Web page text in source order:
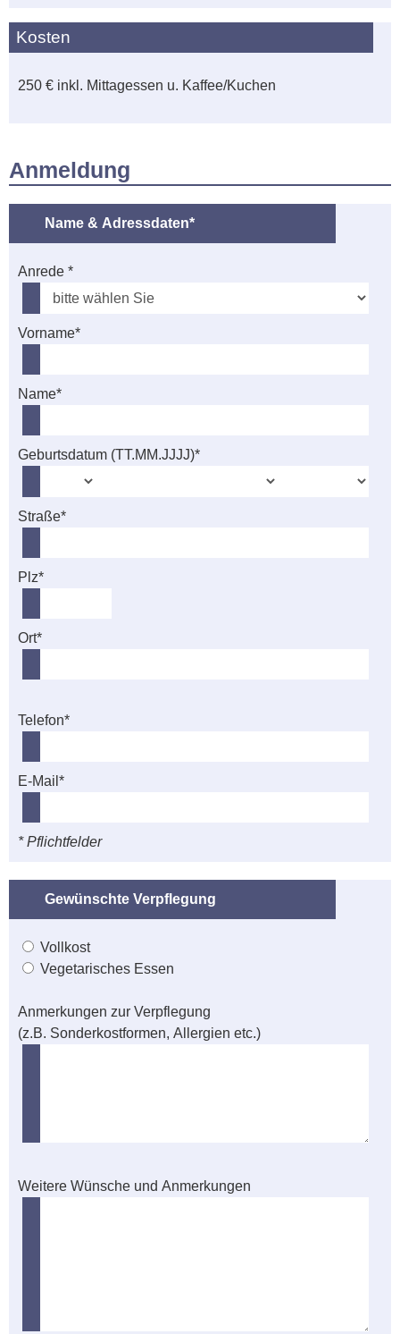
Kosten
250 € inkl. Mittagessen u. Kaffee/Kuchen
Anmeldung
Name & Adressdaten*
Anrede *
Vorname*
Name*
Geburtsdatum (TT.MM.JJJJ)*
Straße*
Plz*
Ort*
Telefon*
E-Mail*
* Pflichtfelder
Gewünschte Verpflegung
Vollkost
Vegetarisches Essen
Anmerkungen zur Verpflegung
(z.B. Sonderkostformen, Allergien etc.)
Weitere Wünsche und Anmerkungen